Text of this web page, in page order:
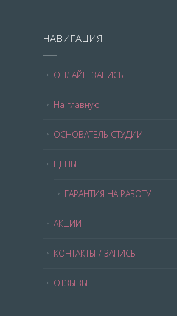
НАВИГАЦИЯ
ОНЛАЙН-ЗАПИСЬ
На главную
ОСНОВАТЕЛЬ СТУДИИ
ЦЕНЫ
ГАРАНТИЯ НА РАБОТУ
АКЦИИ
КОНТАКТЫ / ЗАПИСЬ
ОТЗЫВЫ